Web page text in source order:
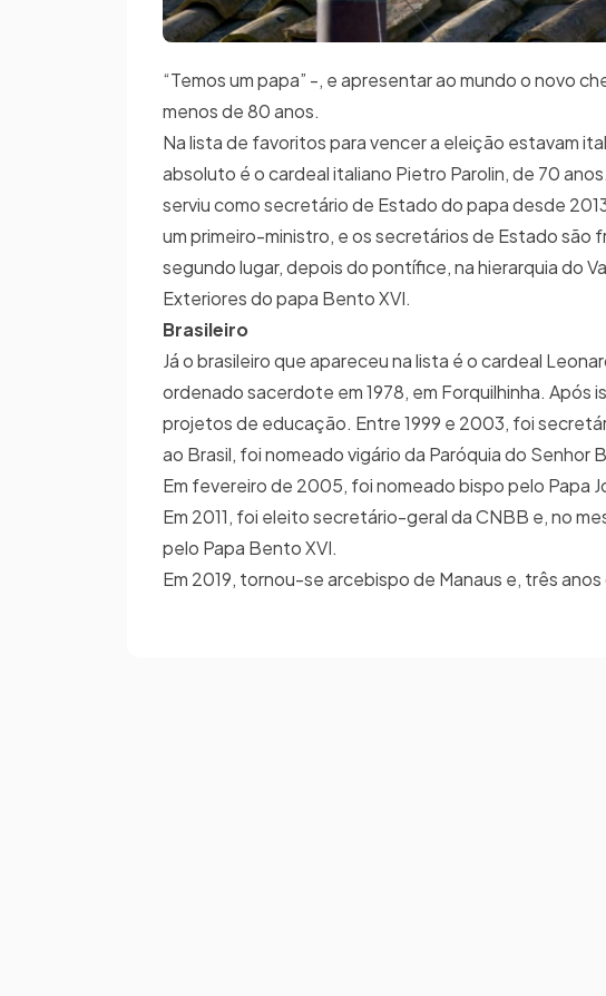
“Temos um papa” -, e apresentar ao mundo o novo
menos de 80 anos.
Na lista de favoritos para vencer a eleição estavam
absoluto é o cardeal italiano Pietro Parolin, de 70
serviu como secretário de Estado do papa desde
um primeiro-ministro, e os secretários de Estado
segundo lugar, depois do pontífice, na hierarquia do
Exteriores do papa Bento XVI.
Brasileiro
Já o brasileiro que apareceu na lista é o cardeal
ordenado sacerdote em 1978, em Forquilhinha. Após
projetos de educação. Entre 1999 e 2003, foi
ao Brasil, foi nomeado vigário da Paróquia do Senhor
Em fevereiro de 2005, foi nomeado bispo pelo Papa
Em 2011, foi eleito secretário-geral da CNBB e, no
pelo Papa Bento XVI.
Em 2019, tornou-se arcebispo de Manaus e, três